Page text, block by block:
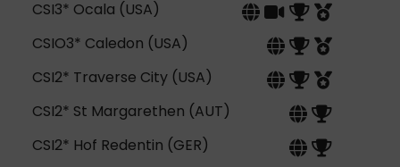
CSI3* Ocala (USA)
CSIO3* Caledon (USA)
CSI2* Traverse City (USA)
CSI2* St Margarethen (AUT)
CSI2* Hof Redentin (GER)